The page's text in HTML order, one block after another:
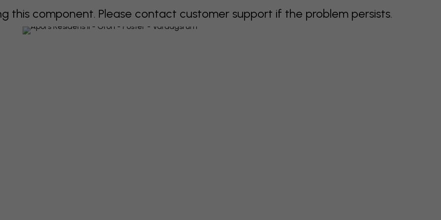
this component. Please contact customer support if the problem persists.